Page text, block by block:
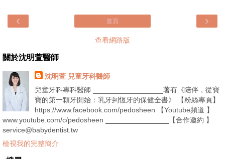
‹ ›
首頁
查看網路版
關於沈明萱醫師
沈明萱 兒童牙科醫師
兒童牙科專科醫師 ▁▁▁▁▁▁▁▁▁▁著有《陪伴，從寶
寶的第一顆牙開始：乳牙到恆牙的保健全書》 【粉絲專頁】
https://www.facebook.com/pedosheen 【Youtube頻道 】
www.youtube.com/c/pedosheen ▁▁▁▁▁▁▁▁▁【合作邀約 】
service@babydentist.tw
檢視我的完整簡介